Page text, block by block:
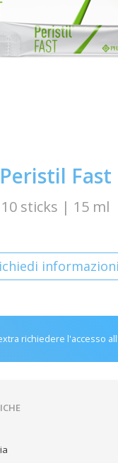
Peristil Fast
10 sticks | 15 ml
informazioni
richiedere l'accesso